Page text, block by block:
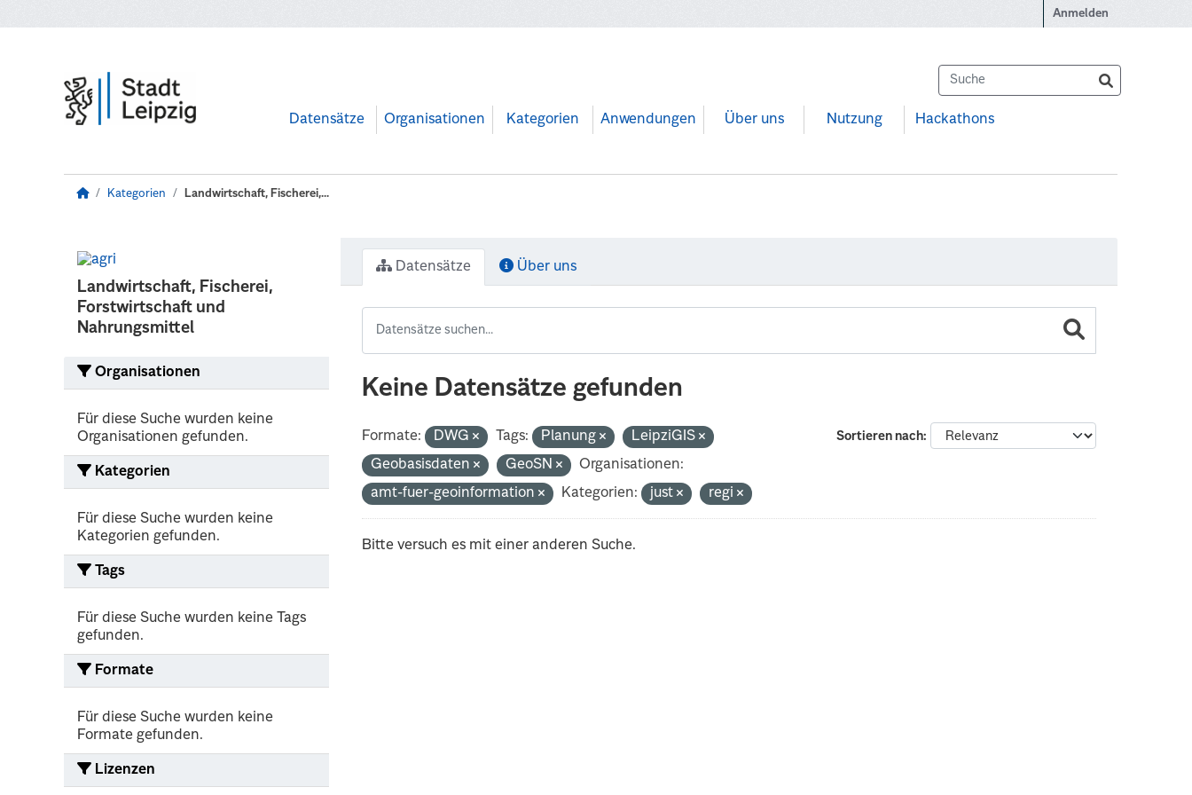
Anmelden
Datensätze Organisationen Kategorien Anwendungen Über uns Nutzung Hackathons
Kategorien Landwirtschaft, Fischerei,...
Landwirtschaft, Fischerei,
Forstwirtschaft und
Nahrungsmittel
Organisationen
Für diese Suche wurden keine
Organisationen gefunden.
Kategorien
Für diese Suche wurden keine
Kategorien gefunden.
Tags
Für diese Suche wurden keine Tags
gefunden.
Formate
Für diese Suche wurden keine
Formate gefunden.
Lizenzen
Datensätze Über uns
Keine Datensätze gefunden
Sortieren nach
Formate: DWG Tags: Planung
LeipziGIS
Geobasisdaten
GeoSN
Organisationen:
amt-fuer-geoinformation
Kategorien: just regi
Bitte versuch es mit einer anderen Suche.